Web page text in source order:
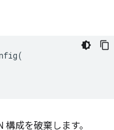
(
成を破棄します。